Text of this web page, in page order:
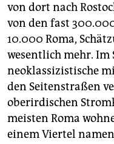
von dort nach
von den fast
10.000 Roma,
wesentlich mehr.
neoklassizistische
den Seitenstraßen
oberirdischen
meisten Roma
einem Viertel